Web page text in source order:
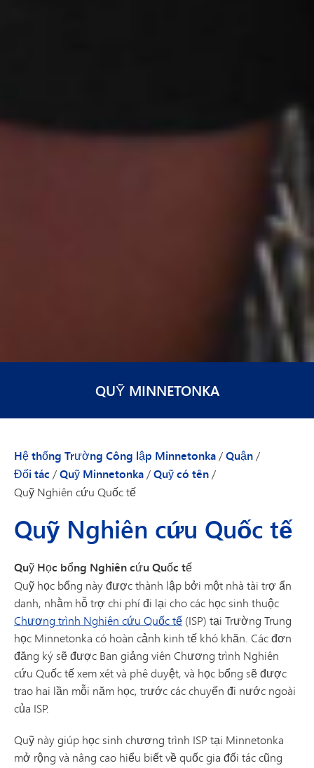
QUỸ MINNETONKA
Hệ thống Trường Công lập Minnetonka/Quận/
Đối tác /Quỹ Minnetonka/Quỹ có tên/
Quỹ Nghiên cứu Quốc tế
Quỹ Nghiên cứu Quốc tế
Quỹ Học bổng Nghiên cứu Quốc tế
Quỹ học bổng này được thành lập bởi một nhà tài trợ ẩn
danh, nhằm hỗ trợ chi phí đi lại cho các học sinh thuộc
Chương trình Nghiên cứu Quốc tế (ISP) tại Trường Trung
học Minnetonka có hoàn cảnh kinh tế khó khăn. Các đơn
đăng ký sẽ được Ban giảng viên Chương trình Nghiên
cứu Quốc tế xem xét và phê duyệt, và học bổng sẽ được
trao hai lần mỗi năm học, trước các chuyến đi nước ngoài
của ISP.
Quỹ này giúp học sinh chương trình ISP tại Minnetonka
mở rộng và nâng cao hiểu biết về quốc gia đối tác cũng